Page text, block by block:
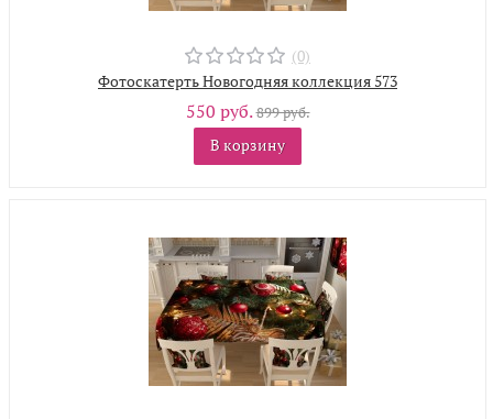
(0)
Фотоскатерть Новогодняя коллекция 573
550 руб.899 руб.
В корзину